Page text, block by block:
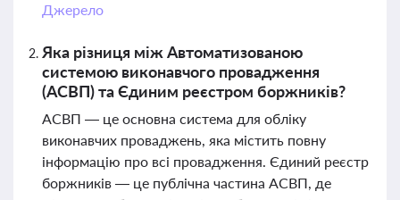
Джерело
Яка різниця між Автоматизованою
системою виконавчого провадження
(АСВП) та Єдиним реєстром боржників?
АСВП — це основна система для обліку
виконавчих проваджень, яка містить повну
інформацію про всі провадження. Єдиний реєстр
боржників — це публічна частина АСВП, де